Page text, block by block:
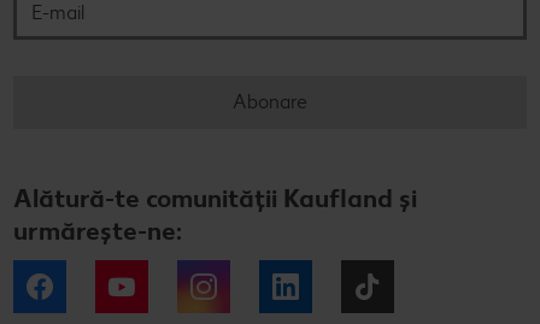
Abonare
Alătură-te comunității Kaufland și
urmărește-ne:
Facebook YouTube Instagram LinkedIn